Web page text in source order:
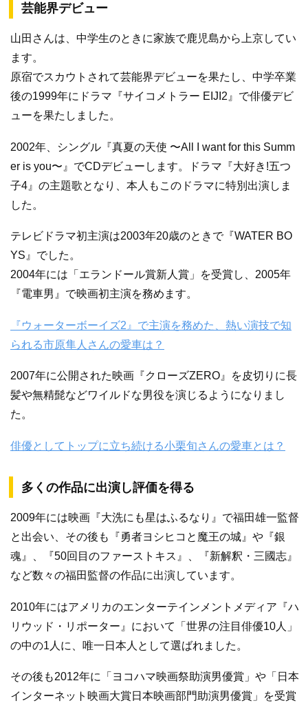
芸能界デビュー
山田さんは、中学生のときに家族で鹿児島から上京してい
ます。
原宿でスカウトされて芸能界デビューを果たし、中学卒業
後の1999年にドラマ『サイコメトラー EIJI2』で俳優デビ
ューを果たしました。
2002年、シングル『真夏の天使 〜All I want for this Summ
er is you〜』でCDデビューします。ドラマ『大好き!五つ
子4』の主題歌となり、本人もこのドラマに特別出演しま
した。
テレビドラマ初主演は2003年20歳のときで『WATER BO
YS』でした。
2004年には「エランドール賞新人賞」を受賞し、2005年
『電車男』で映画初主演を務めます。
『ウォーターボーイズ2』で主演を務めた、熱い演技で知
られる市原隼人さんの愛車は？
2007年に公開された映画『クローズZERO』を皮切りに長
髪や無精髭などワイルドな男役を演じるようになりまし
た。
俳優としてトップに立ち続ける小栗旬さんの愛車とは？
多くの作品に出演し評価を得る
2009年には映画『大洗にも星はふるなり』で福田雄一監督
と出会い、その後も『勇者ヨシヒコと魔王の城』や『銀
魂』、『50回目のファーストキス』、『新解釈・三國志』
など数々の福田監督の作品に出演しています。
2010年にはアメリカのエンターテインメントメディア『ハ
リウッド・リポーター』において「世界の注目俳優10人」
の中の1人に、唯一日本人として選ばれました。
その後も2012年に「ヨコハマ映画祭助演男優賞」や「日本
インターネット映画大賞日本映画部門助演男優賞」を受賞